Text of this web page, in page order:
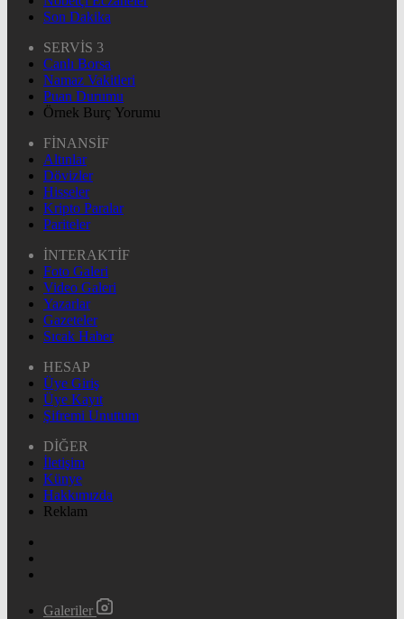
Son Dakika
SERVİS 3
Canlı Borsa
Namaz Vakitleri
Puan Durumu
Örnek Burç Yorumu
FİNANSİF
Altınlar
Dövizler
Hisseler
Kripto Paralar
Pariteler
İNTERAKTİF
Foto Galeri
Video Galeri
Yazarlar
Gazeteler
Sıcak Haber
HESAP
Üye Giriş
Üye Kayıt
Şifremi Unuttum
DİĞER
İletişim
Künye
Hakkımızda
Reklam
Galeriler